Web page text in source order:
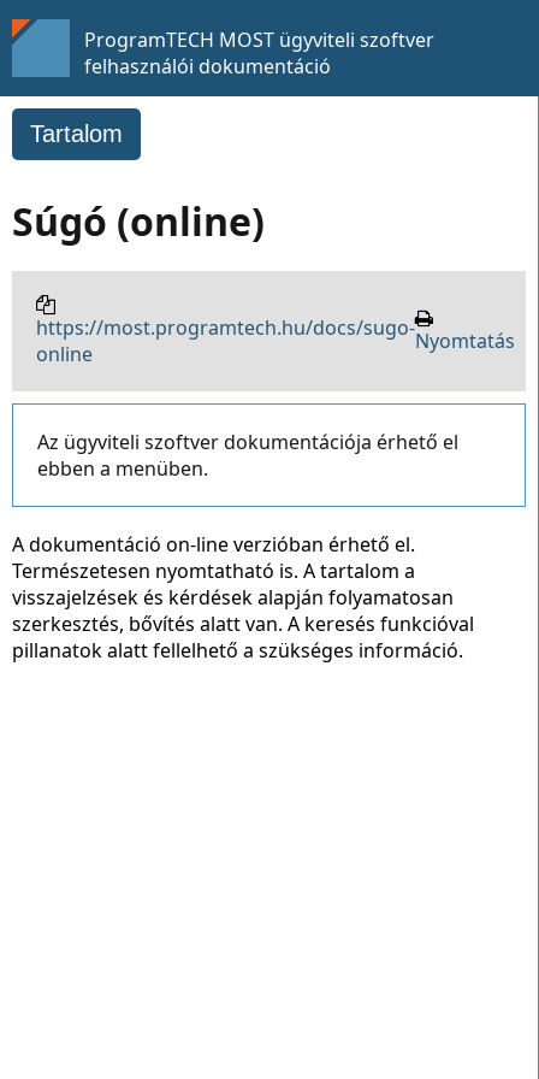
ProgramTECH MOST ügyviteli szoftver
felhasználói dokumentáció
Tartalom
Súgó (online)
https://most.programtech.hu/docs/sugo-
online
Nyomtatás
Az ügyviteli szoftver dokumentációja érhető el
ebben a menüben.
A dokumentáció on-line verzióban érhető el.
Természetesen nyomtatható is. A tartalom a
visszajelzések és kérdések alapján folyamatosan
szerkesztés, bővítés alatt van. A keresés funkcióval
pillanatok alatt fellelhető a szükséges információ.